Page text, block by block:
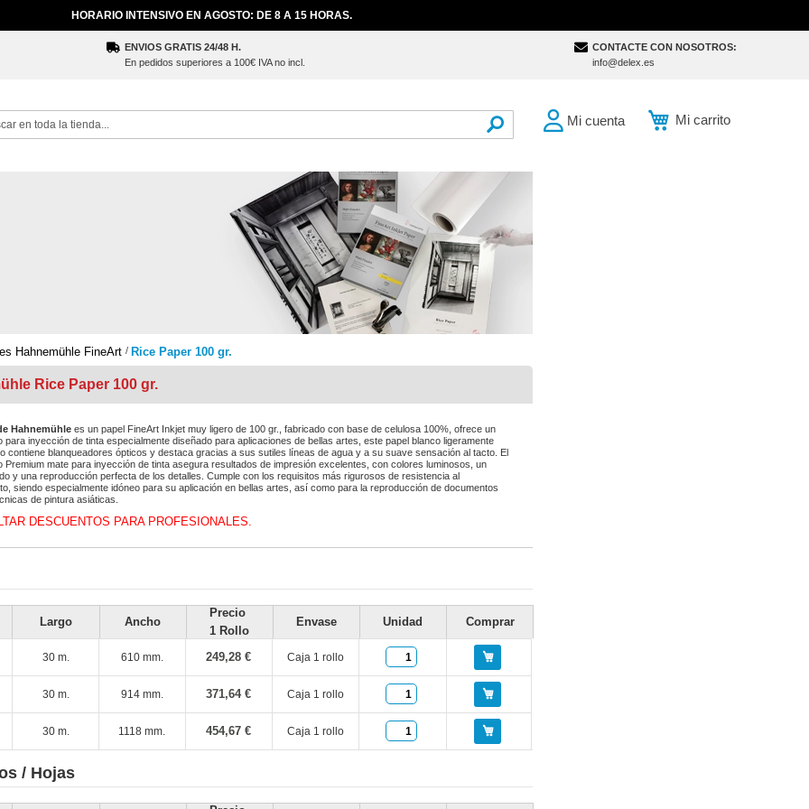
HORARIO INTENSIVO EN AGOSTO: DE 8 A 15 HORAS.
ENVIOS GRATIS 24/48 H.
En pedidos superiores a 100€ IVA no incl.
CONTACTE CON NOSOTROS:
info@delex.es
Mi carrito
Mi cuenta
Hahnemühle FineArt Rice Paper 100 gr.
Rice Paper 100 gr.
Hahnemühle es un papel FineArt Inkjet muy ligero de 100 gr., fabricado con base de celulosa 100%, ofrece un
para inyección de tinta especialmente diseñado para aplicaciones de bellas artes, este papel blanco ligeramente
contiene blanqueadores ópticos y destaca gracias a sus sutiles líneas de agua y a su suave sensación al tacto. El
Premium mate para inyección de tinta asegura resultados de impresión excelentes, con colores luminosos, un
y una reproducción perfecta de los detalles. Cumple con los requisitos más rigurosos de resistencia al
siendo especialmente idóneo para su aplicación en bellas artes, así como para la reproducción de documentos
de pintura asiáticas.
DESCUENTOS PARA PROFESIONALES.
Largo Ancho
Precio
1 Rollo
Envase Unidad Comprar
30 m. 610 mm. 249,28 € Caja 1 rollo
30 m. 914 mm. 371,64 € Caja 1 rollo
30 m. 1118 mm. 454,67 € Caja 1 rollo
/ Hojas